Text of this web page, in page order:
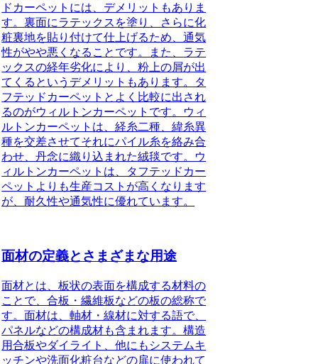
ドカーペットには、デメリットもありま
す。裏面にラテックスを塗り、さらに化
粧裏地を貼り付けて仕上げるため、通気
性がやや悪くなる ことです。また、 ラテ
ックスの経年劣化により、粉上の屑が出
てくる というデメリットもあります。タ
フテッドカーペットとよく比較に出され
るのがウィルトンカーペットです。ウィ
ルトンカーペットは、経糸二種、緯糸異
種を交差させてそれにパイル糸を絡み合
わせ、丹念に織り込まれた絨毯です。ウ
ィルトンカーペットは、タフテッドカー
ペットよりも生産コストが高くなります
が、耐久性や通気性に優れています。
面材の定義とさまざまな用途
面材とは、板状の表面を構成する材料の
ことで、合板・繊維板などの板の総称で
す。面材は、軸材・線材に対する語で、
パネルなどの構成材も含まれます。構造
用合板やダイライト、他にもシステムキ
ッチンや洗面化粧台などの扉に使われて